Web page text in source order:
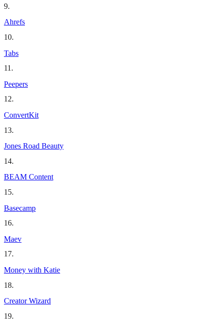
9.
Ahrefs
10.
Tabs
11 .
Peepers
12.
ConvertKit
13.
Jones Road Beauty
14.
BEAM Content
15.
Basecamp
16.
Maev
17.
Money with Katie
18.
Creator Wizard
19.